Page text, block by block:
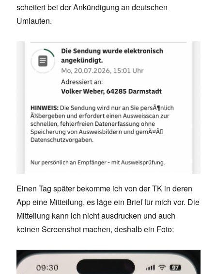
scheitert bei der Ankündigung an deutschen
Umlauten.
Einen Tag später bekomme ich von der TK in deren
App eine Mitteilung, es läge ein Brief für mich vor. Die
Mitteilung kann ich nicht ausdrucken und auch
keinen Screenshot machen, deshalb ein Foto: